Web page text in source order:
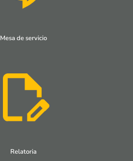
Mesa de servicio
Relatoria